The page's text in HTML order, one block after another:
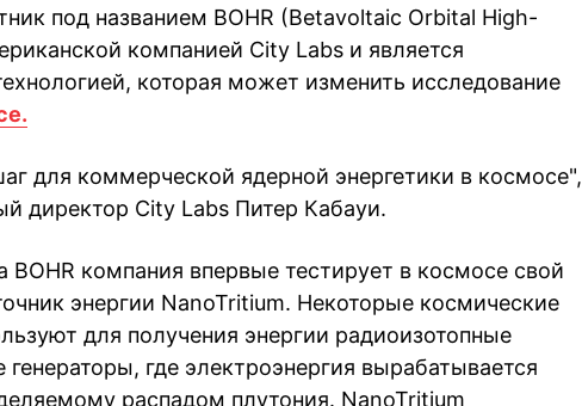
под названием BOHR (Betavoltaic Orbital High-
компанией City Labs и является
которая может изменить исследование
для коммерческой ядерной энергетики в космосе",
директор City Labs Питер Кабауи.
компания впервые тестирует в космосе свой
энергии NanoTritium. Некоторые космические
для получения энергии радиоизотопные
где электроэнергия вырабатывается
распадом плутония. NanoTritium